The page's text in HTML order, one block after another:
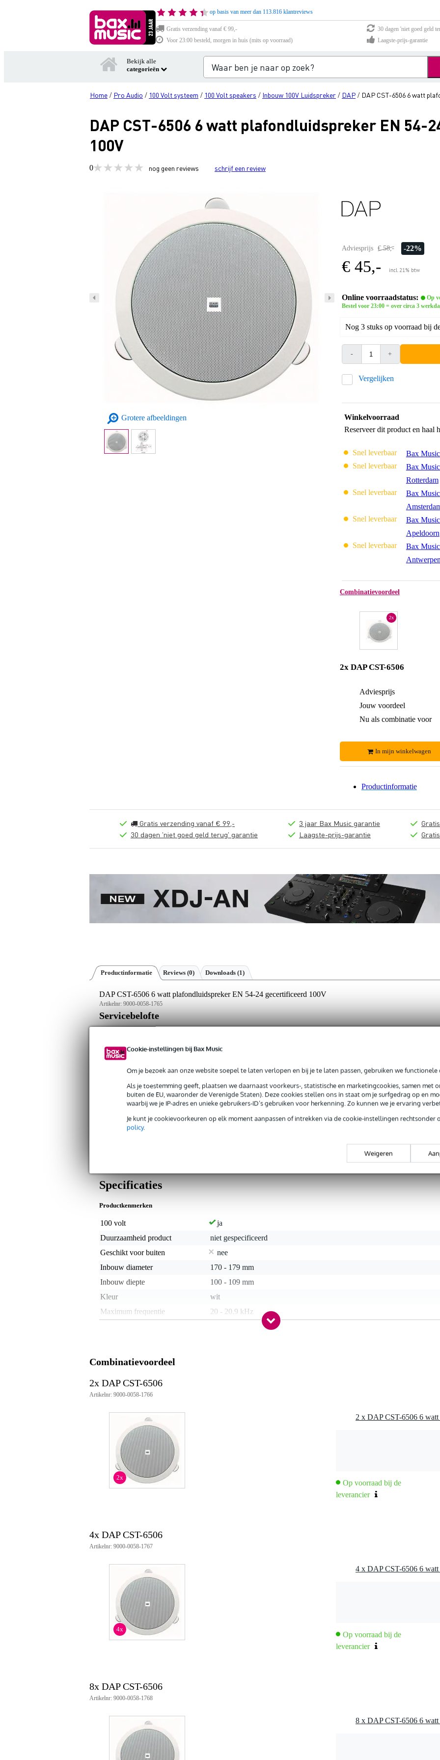
Cookie-instellingen bij Bax Music
Om je bezoek aan onze website soepel te laten verlopen en bij je te laten passen, gebruiken we functionele
Als je toestemming geeft, plaatsen we daarnaast voorkeurs-, statistische en marketingcookies, samen met
buiten de EU, waaronder de Verenigde Staten). Deze cookies stellen ons in staat om je surfgedrag op en
waarbij we je IP-adres en unieke gebruikers-ID’s gebruiken voor herkenning. Zo kunnen we je ervaring
Je kunt je cookievoorkeuren op elk moment aanpassen of intrekken via de cookie-instellingen rechtsonder
policy.
Weigeren
op basis van meer dan 113.816 klantreviews
Gratis verzending vanaf € 99,-
30 dagen 'niet goed geld
Voor 23:00 besteld, morgen in huis (mits op voorraad)
Laagste-prijs-garantie
Bekijk alle
categorieën
Home / Pro Audio / 100 Volt systeem / 100 Volt speakers / Inbouw 100V Luidspreker / DAP / DAP CST-6506 6 watt
DAP CST-6506 6 watt plafondluidspreker EN 54-
100V
0 nog geen reviews schrijf een review
Grotere afbeeldingen
Adviesprijs € 58,- -22%
€ 45,- incl. 21% btw
Online voorraadstatus:
Op
Bestel voor 23:00 = over circa 3
Nog 3 stuks op voorraad bij
- +
Vergelijken
Winkelvoorraad
Reserveer dit product en haal
Snel leverbaar Bax
Snel leverbaar
Bax
Rotterdam
Snel leverbaar
Bax
Snel leverbaar
Bax
Apeldoorn
Snel leverbaar
Bax
Antwerpen
Combinatievoordeel
2x
2x DAP CST-6506
Adviesprijs
Jouw voordeel
Nu als combinatie voor
In mijn winkelwagen
Productinformatie
Gratis verzending vanaf € 99,-
30 dagen 'niet goed geld terug' garantie
3 jaar Bax Music garantie
Laagste-prijs-garantie
Productinformatie Reviews (0) Downloads (1)
DAP CST-6506 6 watt plafondluidspreker EN 54-24 gecertificeerd 100V
Artikelnr: 9000-0058-1765
Servicebelofte
Op dit product krijg je 3 jaar Bax Music Garantie.
De CST-6506 van DAP is een full range of breedbandluidspreker om in te bouwen in een plafond.
luidspreker is uitgerust met een 6,5 inch woofer en levert een vermogen van 6 Watt. Het frequentiebereik
brandveiligheid. Deze speaker is immers EN 54-24 gecertificeerd en voorzien van een brandkap
brandwerend materiaal. Het rooster en de behuizing zijn gemaakt uit metaal. Dat houdt in dat deze speaker ook
Specificaties
Productkenmerken
100 volt
ja
Duurzaamheid product
niet gespecificeerd
Geschikt voor buiten
nee
Inbouw diameter
170 - 179 mm
Inbouw diepte
100 - 109 mm
Kleur
wit
Maximum frequentie
20 - 20.9 kHz
Gewicht en afmetingen inclusief verpakking
(incl. verpakking)
Productspecificaties
inbouwluidspreker voor plafond
vermogen: 1,5/3/6 Watt
lijnspanning: 100V
woofer: 6,5 inch
maximum geluidsniveau: 85dB (6W,4m)(100 Hz - 10 kHz, roze ruis)
materiaal: metalen scherm, rooster en behuizing
kleur: wit
EN 54-24 gecertificeerd
IP-waarde: IP-40
montagegat: ø178mm
afmetingen (LxBxH): 198 x 103
gewicht: 0,9 kg
Combinatievoordeel
2x DAP CST-6506
Artikelnr: 9000-0058-1766
2x
Op voorraad bij de
leverancier
4x DAP CST-6506
Artikelnr: 9000-0058-1767
4x
Op voorraad bij de
leverancier
8x DAP CST-6506
Artikelnr: 9000-0058-1768